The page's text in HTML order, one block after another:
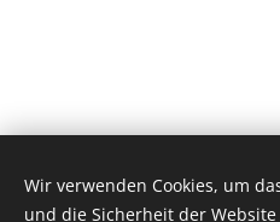
Wir verwenden Cookies, um
und die Sicherheit der